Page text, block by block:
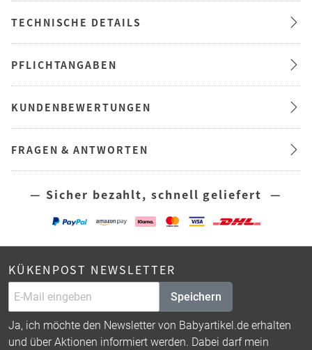
TECHNISCHE DETAILS
PFLICHTANGABEN
KUNDENBEWERTUNGEN
FRAGEN & ANTWORTEN
— Sicher bezahlt, schnell geliefert —
KÜKENPOST NEWSLETTER
Speichern
Ja, ich möchte den Newsletter von Babyartikel.de erhalten
und über Aktionen informiert werden. Dabei darf mein